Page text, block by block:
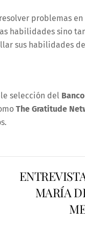
problemas
habilidades sino
sus habilidades
selección del
The Gratitude
MARÍA